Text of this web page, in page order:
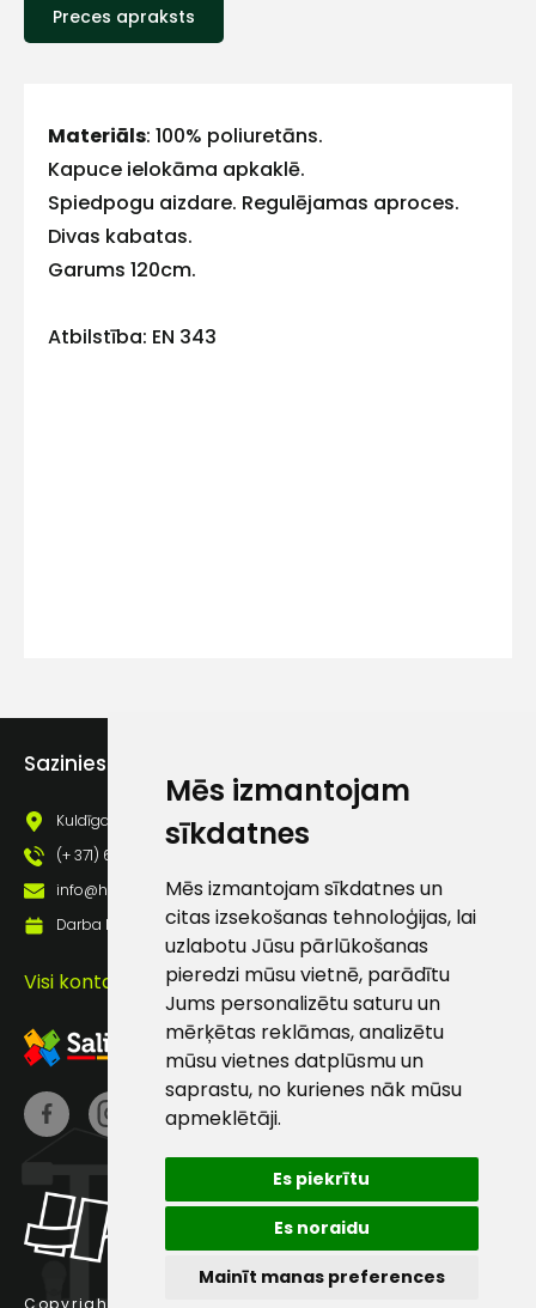
Mēs izmantojam
sīkdatnes
Mēs izmantojam sīkdatnes un
citas izsekošanas tehnoloģijas, lai
uzlabotu Jūsu pārlūkošanas
pieredzi mūsu vietnē, parādītu
Jums personalizētu saturu un
mērķētas reklāmas, analizētu
mūsu vietnes datplūsmu un
saprastu, no kurienes nāk mūsu
apmeklētāji.
Es piekrītu
Es noraidu
Mainīt manas preferences
Preces apraksts
Materiāls: 100% poliuretāns.
Kapuce ielokāma apkaklē.
Spiedpogu aizdare. Regulējamas aproces.
Divas kabatas.
Garums 120cm.
Atbilstība: EN 343
Copyright © 2025 Hards SIA.
Sazinies ar mums
Kuldīgas iela 69a, Saldus, Saldus nov., LV - 3801
(+ 371) 63 881 186
info@hards.lv
Darba laiks: Darbadienās: 8:00 - 17:00
Visi kontakti
E-pasts
pastā
Sūtīt ziņojumu
Klientu
atbalsts
Darbdienās:
8:00 – 17:00
186
info@hards.lv